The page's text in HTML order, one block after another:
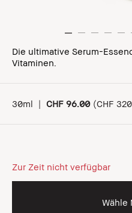
Die ultimative Serum-
Vitaminen.
30ml | CHF 96.00 (CHF
Zur Zeit nicht verfügbar
Wähle